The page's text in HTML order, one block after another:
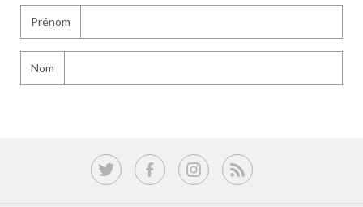
Prénom
Nom